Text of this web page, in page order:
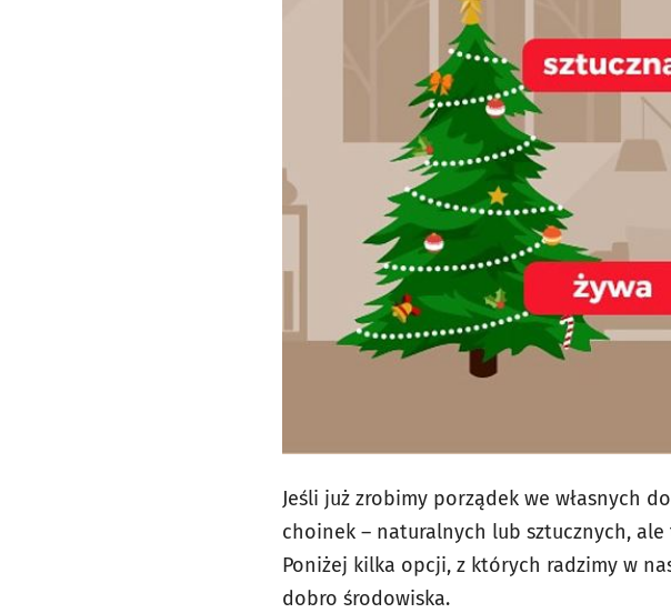
Jeśli już zrobimy porządek we własnych
choinek – naturalnych lub sztucznych,
Poniżej kilka opcji, z których radzimy w
dobro środowiska.